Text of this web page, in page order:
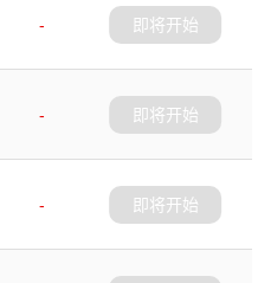
-
即将开始
-
即将开始
-
即将开始